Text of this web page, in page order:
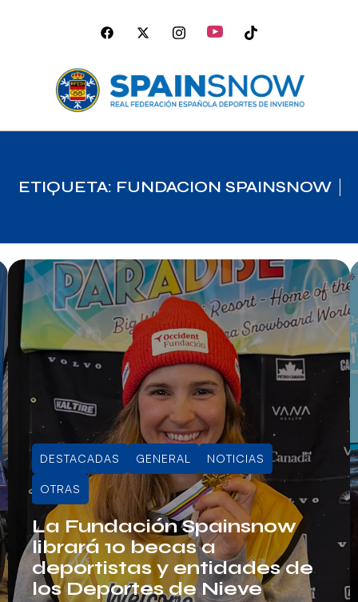
ETIQUETA: FUNDACION SPAINSNOW
DESTACADAS GENERAL NOTICIAS
OTRAS
La Fundación Spainsnow
librará 10 becas a
deportistas y entidades de
los Deportes de Nieve